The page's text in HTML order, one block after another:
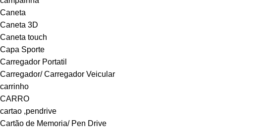
Caneta
Caneta 3D
Caneta touch
Capa Sporte
Carregador Portatil
Carregador/ Carregador Veicular
carrinho
CARRO
cartao ,pendrive
Cartão de Memoria/ Pen Drive